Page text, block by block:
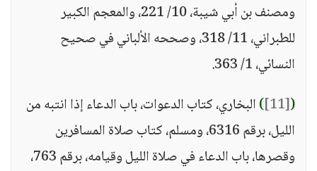
ومصنف بن أبي شيبة، 10/ 221، والمعجم الكبير
للطبراني، 11/ 318، وصححه الألباني في صحيح
النسائي، 1/ 363.
(
[11]
)البخاري، كتاب الدعوات، باب الدعاء إذا انتبه من
الليل، برقم 6316، ومسلم، كتاب صلاة المسافرين
وقصرها، باب الدعاء في صلاة الليل وقيامه، برقم 763،